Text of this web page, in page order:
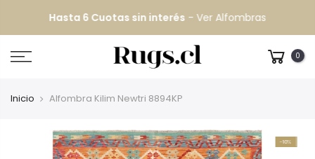
Hasta 6 Cuotas sin interés-Ver Alfombras
Despacho GRATIStodo Chile continental
0
Inicio Alfombra Kilim Newtri 8894KP
-10%